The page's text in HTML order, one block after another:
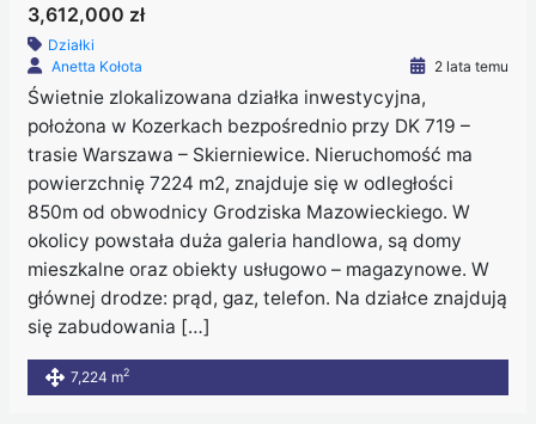
3,612,000 zł
Działki
Anetta Kołota
2 lata temu
Świetnie zlokalizowana działka inwestycyjna,
położona w Kozerkach bezpośrednio przy DK 719 –
trasie Warszawa – Skierniewice. Nieruchomość ma
powierzchnię 7224 m2, znajduje się w odległości
850m od obwodnicy Grodziska Mazowieckiego. W
okolicy powstała duża galeria handlowa, są domy
mieszkalne oraz obiekty usługowo – magazynowe. W
głównej drodze: prąd, gaz, telefon. Na działce znajdują
się zabudowania […]
7,224 m2